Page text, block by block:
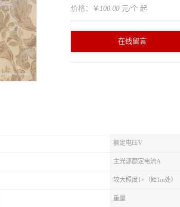
价格：￥ 100.00 元/个 起
在线留言
额定电压V
主光源额定电流A
较大照度1×（距1m处）
重量